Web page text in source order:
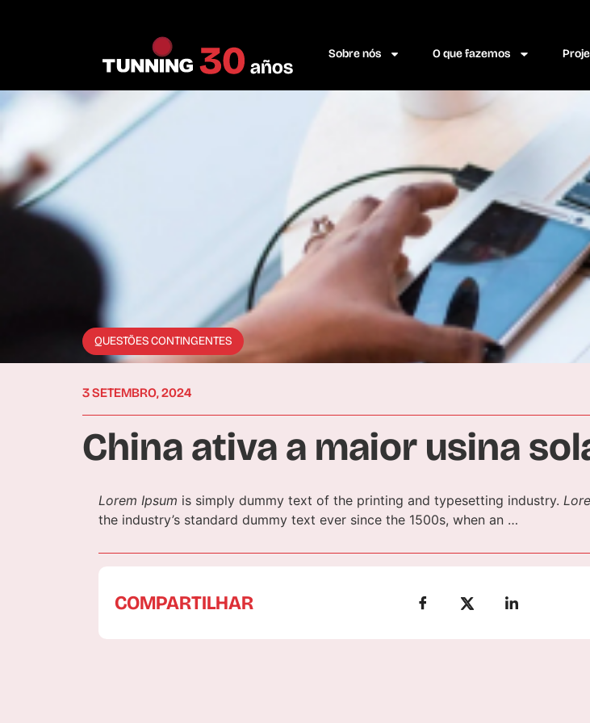
Sobre nós O que fazemos
QUESTÕES CONTINGENTES
3 SETEMBRO, 2024
China ativa a maior usina
Lorem Ipsum is simply dummy text of the printing and typesetting industry.
the industry’s standard dummy text ever since the 1500s, when an …
COMPARTILHAR